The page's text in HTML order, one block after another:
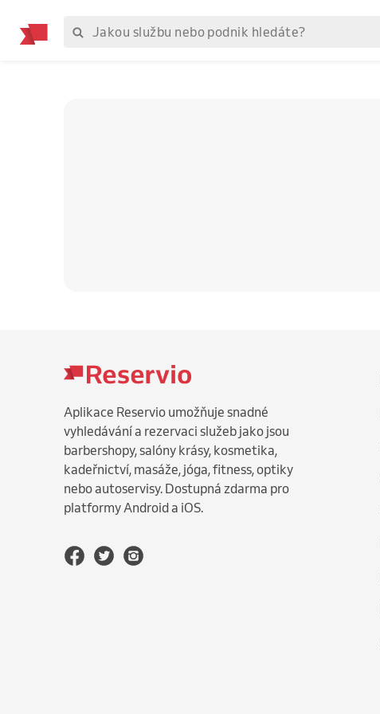
Aplikace Reservio umožňuje snadné
vyhledávání a rezervaci služeb jako jsou
barbershopy, salóny krásy, kosmetika,
kadeřnictví, masáže, jóga, fitness, optiky
nebo autoservisy. Dostupná zdarma pro
platformy Android a iOS.